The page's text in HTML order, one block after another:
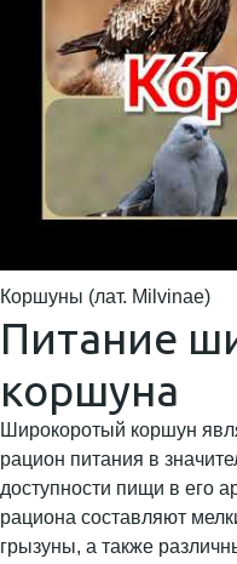
Коршуны (лат. Milvinae)
Питание
коршуна
Широкоротый коршун
рацион питания в
доступности пищи в его
рациона составляют
грызуны, а также